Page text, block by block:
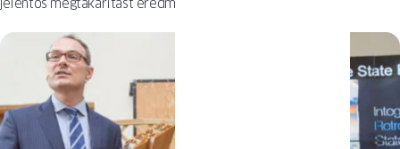
jelentős megtakarítást eredményezhet a háztartási